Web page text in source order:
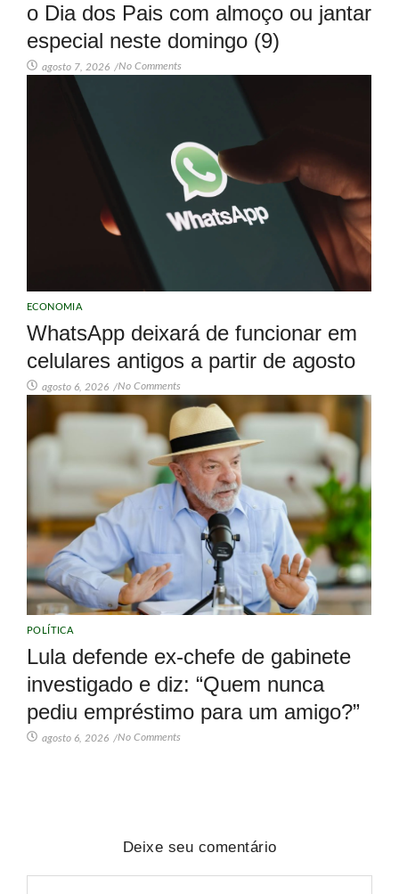
o Dia dos Pais com almoço ou jantar
especial neste domingo (9)
agosto 7, 2026 /No Comments
ECONOMIA
WhatsApp deixará de funcionar em
celulares antigos a partir de agosto
agosto 6, 2026 /No Comments
POLÍTICA
Lula defende ex-chefe de gabinete
investigado e diz: “Quem nunca
pediu empréstimo para um amigo?”
agosto 6, 2026 /No Comments
Deixe seu comentário